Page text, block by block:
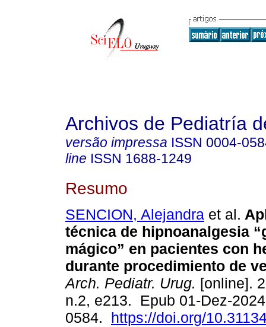
Archivos de Pediatría
versão impressa ISSN 0004-
line ISSN 1688-1249
Resumo
SENCION, Alejandra et al.
técnica de hipnoanalgesia
mágico” en pacientes con
durante procedimiento de
Arch. Pediatr. Urug. [online].
n.2, e213. Epub 01-Dez-
0584. https://doi.org/